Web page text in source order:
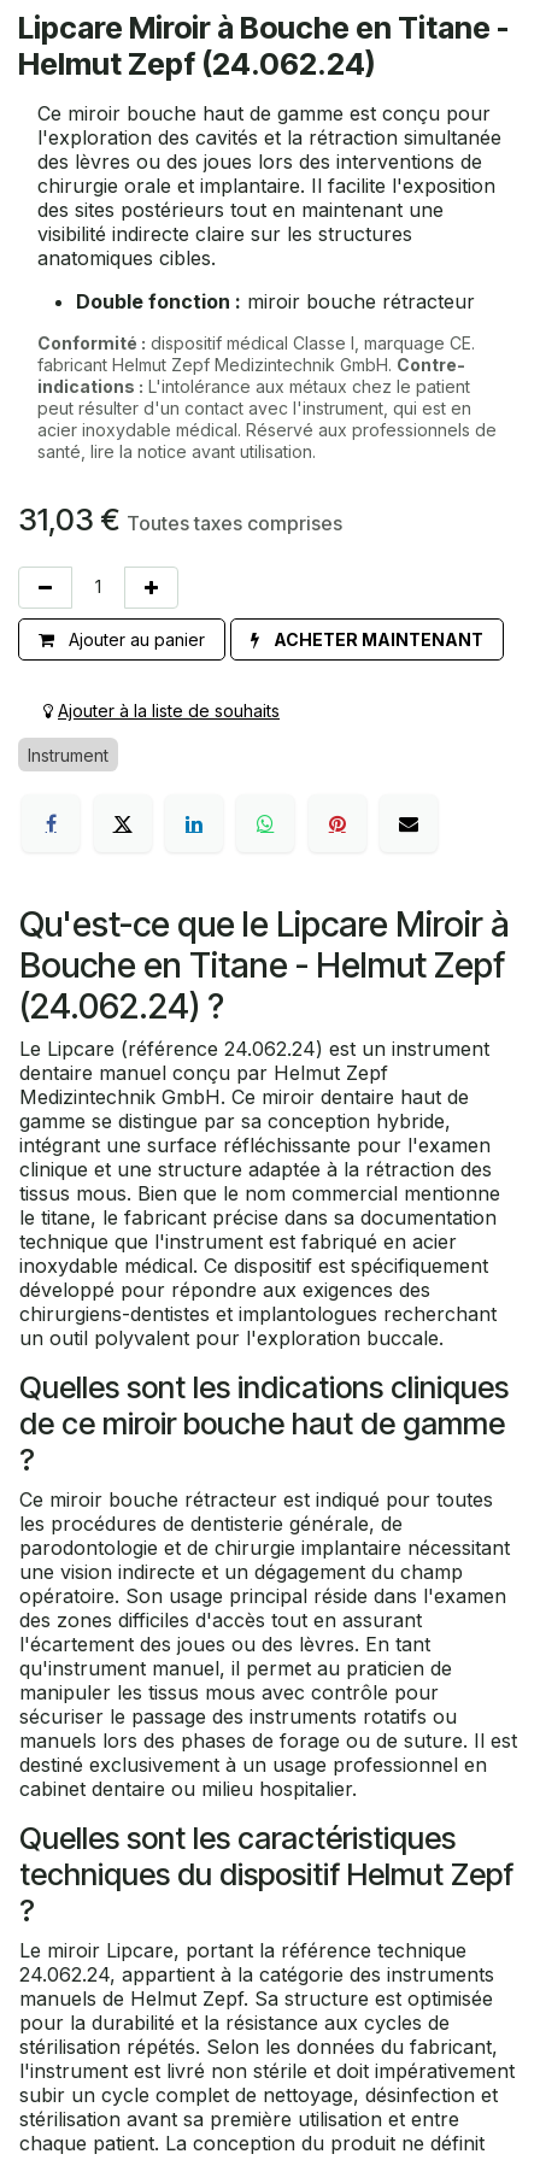
Lipcare Miroir à Bouche en Titane -
Helmut Zepf (24.062.24)
Ce miroir bouche haut de gamme est conçu pour
l'exploration des cavités et la rétraction simultanée
des lèvres ou des joues lors des interventions de
chirurgie orale et implantaire. Il facilite l'exposition
des sites postérieurs tout en maintenant une
visibilité indirecte claire sur les structures
anatomiques cibles.
Double fonction : miroir bouche rétracteur
Conformité : dispositif médical Classe I, marquage CE.
fabricant Helmut Zepf Medizintechnik GmbH. Contre-
indications : L'intolérance aux métaux chez le patient
peut résulter d'un contact avec l'instrument, qui est en
acier inoxydable médical. Réservé aux professionnels de
santé, lire la notice avant utilisation.
31,03 € Toutes taxes comprises
Ajouter au panier ACHETER MAINTENANT
Ajouter à la liste de souhaits
Instrument
Qu'est-ce que le Lipcare Miroir à
Bouche en Titane - Helmut Zepf
(24.062.24) ?
Le Lipcare (référence 24.062.24) est un instrument
dentaire manuel conçu par Helmut Zepf
Medizintechnik GmbH. Ce miroir dentaire haut de
gamme se distingue par sa conception hybride,
intégrant une surface réfléchissante pour l'examen
clinique et une structure adaptée à la rétraction des
tissus mous. Bien que le nom commercial mentionne
le titane, le fabricant précise dans sa documentation
technique que l'instrument est fabriqué en acier
inoxydable médical. Ce dispositif est spécifiquement
développé pour répondre aux exigences des
chirurgiens-dentistes et implantologues recherchant
un outil polyvalent pour l'exploration buccale.
Quelles sont les indications cliniques
de ce miroir bouche haut de gamme
?
Ce miroir bouche rétracteur est indiqué pour toutes
les procédures de dentisterie générale, de
parodontologie et de chirurgie implantaire nécessitant
une vision indirecte et un dégagement du champ
opératoire. Son usage principal réside dans l'examen
des zones difficiles d'accès tout en assurant
l'écartement des joues ou des lèvres. En tant
qu'instrument manuel, il permet au praticien de
manipuler les tissus mous avec contrôle pour
sécuriser le passage des instruments rotatifs ou
manuels lors des phases de forage ou de suture. Il est
destiné exclusivement à un usage professionnel en
cabinet dentaire ou milieu hospitalier.
Quelles sont les caractéristiques
techniques du dispositif Helmut Zepf
?
Le miroir Lipcare, portant la référence technique
24.062.24, appartient à la catégorie des instruments
manuels de Helmut Zepf. Sa structure est optimisée
pour la durabilité et la résistance aux cycles de
stérilisation répétés. Selon les données du fabricant,
l'instrument est livré non stérile et doit impérativement
subir un cycle complet de nettoyage, désinfection et
stérilisation avant sa première utilisation et entre
chaque patient. La conception du produit ne définit